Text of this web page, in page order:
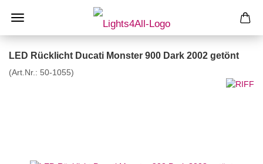
LED Rücklicht Ducati Monster 900 Dark 2002 getönt
(Art.Nr.: 50-1055)